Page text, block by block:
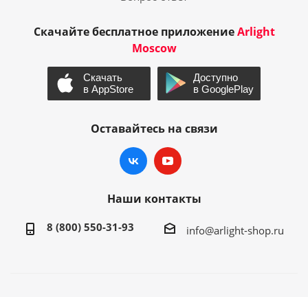
Скачайте бесплатное приложениеArlight
Moscow
Оставайтесь на связи
Наши контакты
8 (800) 550-31-93 info@arlight-shop.ru